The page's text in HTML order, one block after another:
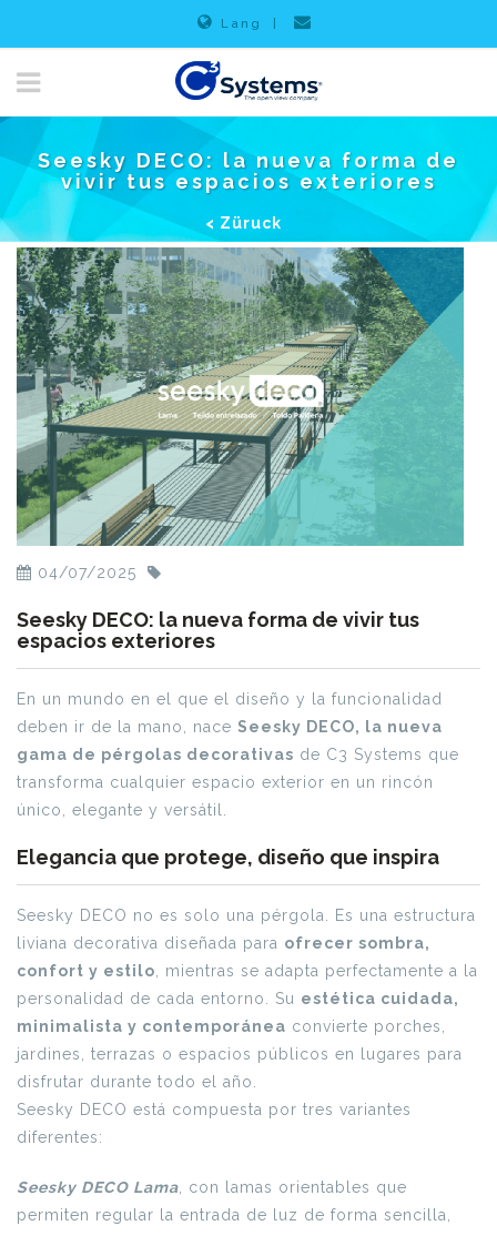
Lang
Seesky DECO: la nueva forma de
vivir tus espacios exteriores
< Züruck
04/07/2025
Seesky DECO: la nueva forma de vivir tus
espacios exteriores
En un mundo en el que el diseño y la funcionalidad
deben ir de la mano, nace Seesky DECO, la nueva
gama de pérgolas decorativas de C3 Systems que
transforma cualquier espacio exterior en un rincón
único, elegante y versátil.
Elegancia que protege, diseño que inspira
Seesky DECO no es solo una pérgola. Es una estructura
liviana decorativa diseñada para ofrecer sombra,
confort y estilo , mientras se adapta perfectamente a la
personalidad de cada entorno. Su estética cuidada,
minimalista y contemporánea convierte porches,
jardines, terrazas o espacios públicos en lugares para
disfrutar durante todo el año.
Seesky DECO está compuesta por tres variantes
diferentes:
Seesky DECO Lama , con lamas orientables que
permiten regular la entrada de luz de forma sencilla,